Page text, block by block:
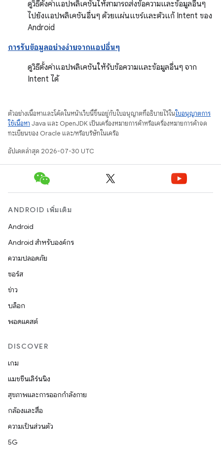
ดูวิธีตั้งค่าแอปพลิเคชันให้สามารถส่งข้อความและข้อมูลอื่นๆ
ไปยังแอปพลิเคชันอื่นๆ ด้วยแผ่นแชร์และตัวแก้ Intent ของ
Android
การรับข้อมูลอย่างง่ายจากแอปอื่นๆ
ดูวิธีตั้งค่าแอปพลิเคชันให้รับข้อความและข้อมูลอื่นๆ จาก
Intent ได้
ตัวอย่างเนื้อหาและโค้ดในหน้าเว็บนี้ขึ้นอยู่กับใบอนุญาตที่อธิบายไว้ในใบอนุญาตการ
ใช้เนื้อหา Java และ OpenJDK เป็นเครื่องหมายการค้าหรือเครื่องหมายการค้าจด
ทะเบียนของ Oracle และ/หรือบริษัทในเครือ
อัปเดตล่าสุด 2026-07-30 UTC
ANDROID เพิ่มเติม
Android
Android สำหรับองค์กร
ความปลอดภัย
ซอร์ส
ข่าว
บล็อก
พอดแคสต์
DISCOVER
เกม
แมชชีนเลิร์นนิง
สุขภาพและการออกกำลังกาย
กล้องและสื่อ
ความเป็นส่วนตัว
5G